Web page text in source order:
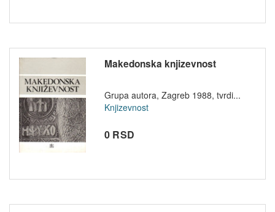
Makedonska knjizevnost
Grupa autora, Zagreb 1988, tvrdi...
Knjizevnost
0 RSD